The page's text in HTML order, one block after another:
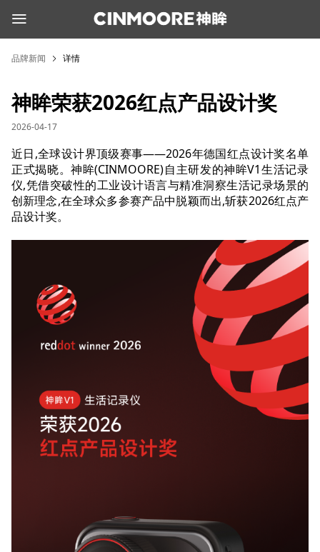
品牌新闻 详情
神眸荣获2026红点产品设计奖
2026-04-17
近日,全球设计界顶级赛事——2026年德国红点设计奖名单
正式揭晓。神眸(CINMOORE)自主研发的神眸V1生活记录
仪,凭借突破性的工业设计语言与精准洞察生活记录场景的
创新理念,在全球众多参赛产品中脱颖而出,斩获2026红点产
品设计奖。